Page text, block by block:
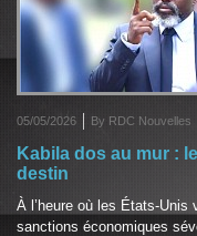
05/05/2026 By RDC Nouvelles
Kabila dos au mur :
destin
À l’heure où les États-Unis
sanctions économiques